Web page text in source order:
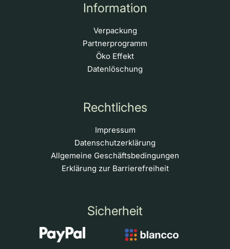
Information
Verpackung
Partnerprogramm
Öko Effekt
Datenlöschung
Rechtliches
Impressum
Datenschutzerklärung
Allgemeine Geschäftsbedingungen
Erklärung zur Barrierefreiheit
Sicherheit